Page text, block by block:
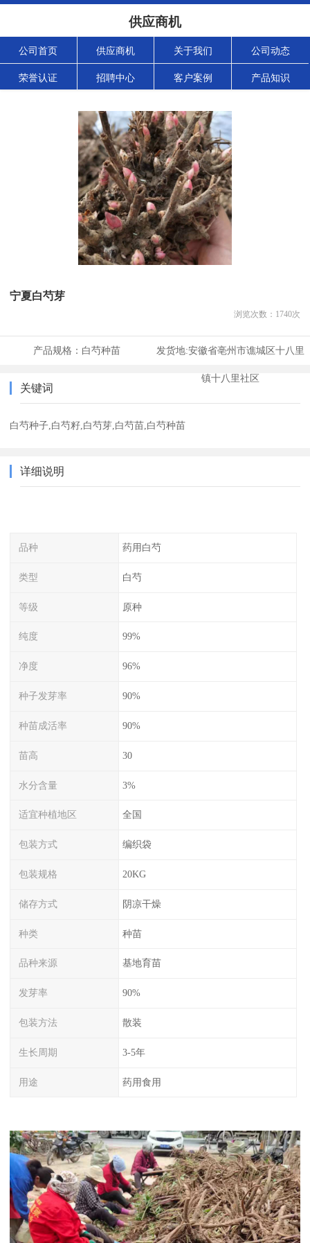
供应商机
公司首页 供应商机 关于我们 公司动态
荣誉认证 招聘中心 客户案例 产品知识
宁夏白芍芽
浏览次数： 1740次
产品规格： 白芍种苗 发货地:安徽省亳州市谯城区十八里
镇十八里社区
关键词
白芍种子,白芍籽,白芍芽,白芍苗,白芍种苗
详细说明
品种 药用白芍
类型 白芍
等级 原种
纯度 99%
净度 96%
种子发芽率 90%
种苗成活率 90%
苗高 30
水分含量 3%
适宜种植地区 全国
包装方式 编织袋
包装规格 20KG
储存方式 阴凉干燥
种类 种苗
品种来源 基地育苗
发芽率 90%
包装方法 散装
生长周期 3-5年
用途 药用食用